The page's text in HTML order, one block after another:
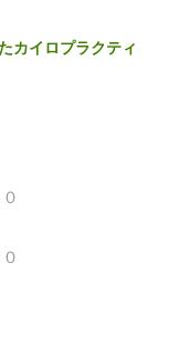
カイロプラクティ